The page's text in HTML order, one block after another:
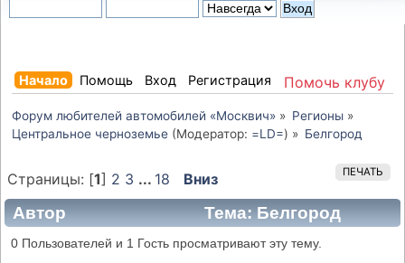
Помочь клубу
Начало Помощь Вход Регистрация
Форум любителей автомобилей «Москвич» » Регионы»
Центральное черноземье (Модератор: =LD=) » Белгород
ПЕЧАТЬ
Страницы: [1] 2 3 ... 18 Вниз
Автор
Тема: Белгород
(Прочитано 82967 раз)
0 Пользователей и 1 Гость просматривают эту тему.